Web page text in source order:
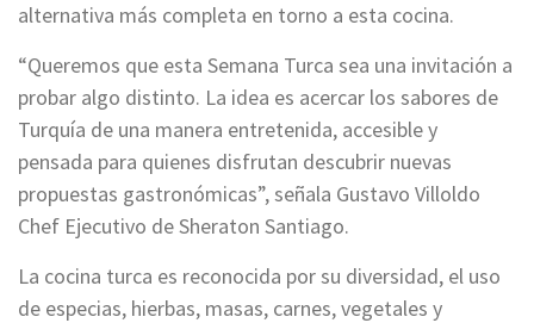
alternativa más completa en torno a esta cocina.
“Queremos que esta Semana Turca sea una invitación a
probar algo distinto. La idea es acercar los sabores de
Turquía de una manera entretenida, accesible y
pensada para quienes disfrutan descubrir nuevas
propuestas gastronómicas”, señala Gustavo Villoldo
Chef Ejecutivo de Sheraton Santiago.
La cocina turca es reconocida por su diversidad, el uso
de especias, hierbas, masas, carnes, vegetales y